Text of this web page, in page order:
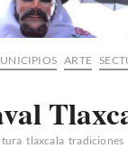
ARTE
tlaxcala tradiciones